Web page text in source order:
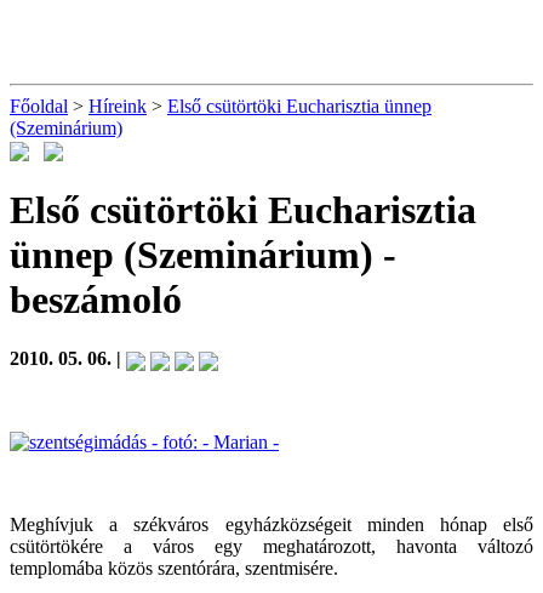
Főoldal > Híreink > Első csütörtöki Eucharisztia ünnep
(Szeminárium)
Első csütörtöki Eucharisztia
ünnep (Szeminárium) -
beszámoló
2010. 05. 06. |
Meghívjuk a székváros egyházközségeit minden hónap első
csütörtökére a város egy meghatározott, havonta változó
templomába közös szentórára, szentmisére.